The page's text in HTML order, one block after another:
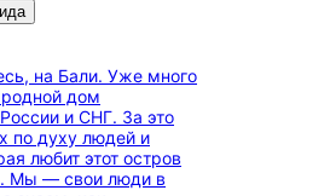
на Бали. Уже много
дом
и СНГ. За это
по духу людей и
любит этот остров
Мы — свои люди в